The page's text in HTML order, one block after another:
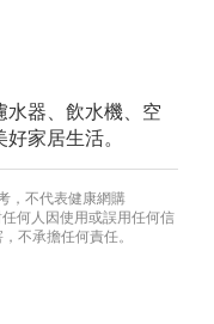
器、飲水機、空
家居生活。
，不代表健康網購
何人因使用或誤用任何信
不承擔任何責任。